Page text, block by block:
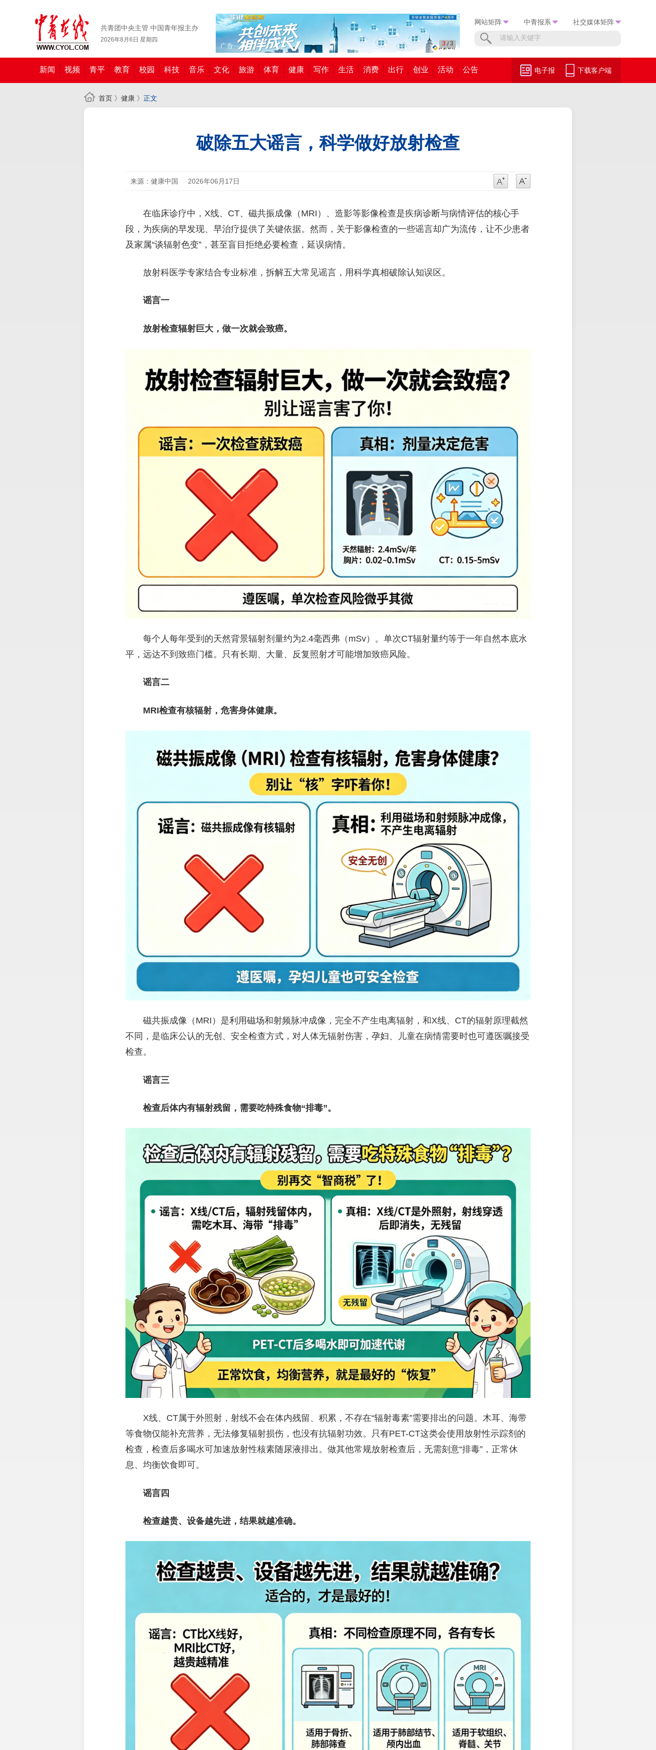
共青团中央主管 中国青年报主办
2026年8月6日 星期四
1 / 3
网站矩阵 中青报系 社交媒体矩阵
新闻 视频 青平 教育 校园 科技 音乐 文化 旅游 体育 健康 写作 生活 消费 出行 创业 活动 公告 电子报 下载客户端
首页 》 健康 》 正文
破除五大谣言，科学做好放射检查
来源：健康中国 2026年06月17日
在临床诊疗中，X线、CT、磁共振成像（MRI）、造影等影像检查是疾病诊断与病情评估的核心手
段，为疾病的早发现、早治疗提供了关键依据。然而，关于影像检查的一些谣言却广为流传，让不少患者
及家属“谈辐射色变”，甚至盲目拒绝必要检查，延误病情。
放射科医学专家结合专业标准，拆解五大常见谣言，用科学真相破除认知误区。
谣言一
放射检查辐射巨大，做一次就会致癌。
每个人每年受到的天然背景辐射剂量约为2.4毫西弗（mSv）。单次CT辐射量约等于一年自然本底水
平，远达不到致癌门槛。只有长期、大量、反复照射才可能增加致癌风险。
谣言二
MRI检查有核辐射，危害身体健康。
磁共振成像（MRI）是利用磁场和射频脉冲成像，完全不产生电离辐射，和X线、CT的辐射原理截然
不同，是临床公认的无创、安全检查方式，对人体无辐射伤害，孕妇、儿童在病情需要时也可遵医嘱接受
检查。
谣言三
检查后体内有辐射残留，需要吃特殊食物“排毒”。
X线、CT属于外照射，射线不会在体内残留、积累，不存在“辐射毒素”需要排出的问题。木耳、海带
等食物仅能补充营养，无法修复辐射损伤，也没有抗辐射功效。只有PET-CT这类会使用放射性示踪剂的
检查，检查后多喝水可加速放射性核素随尿液排出。做其他常规放射检查后，无需刻意“排毒”，正常休
息、均衡饮食即可。
谣言四
检查越贵、设备越先进，结果就越准确。